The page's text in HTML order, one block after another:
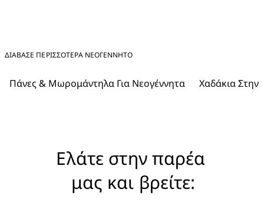
ΔΙΑΒΑΣΕ ΠΕΡΙΣΣΟΤΕΡΑ ΝΕΟΓΈΝΝΗΤΟ
Πάνες & Μωρομάντηλα Για Νεογέννητα Χαδάκια Στην
Ελάτε στην παρέα
μας και βρείτε: